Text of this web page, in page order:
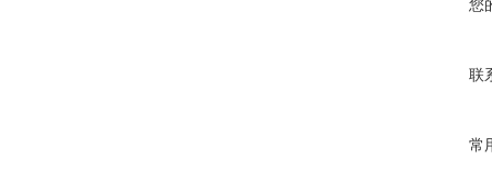
您
联
常